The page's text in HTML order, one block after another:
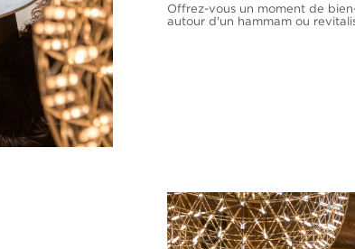
Offrez-vous un moment de
autour d'un hammam ou